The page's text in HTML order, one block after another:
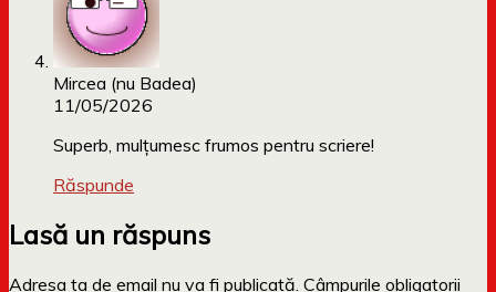
Mircea (nu Badea)
11/05/2026
Superb, mulțumesc frumos pentru scriere!
Răspunde
Lasă un răspuns
Adresa ta de email nu va fi publicată. Câmpurile obligatorii